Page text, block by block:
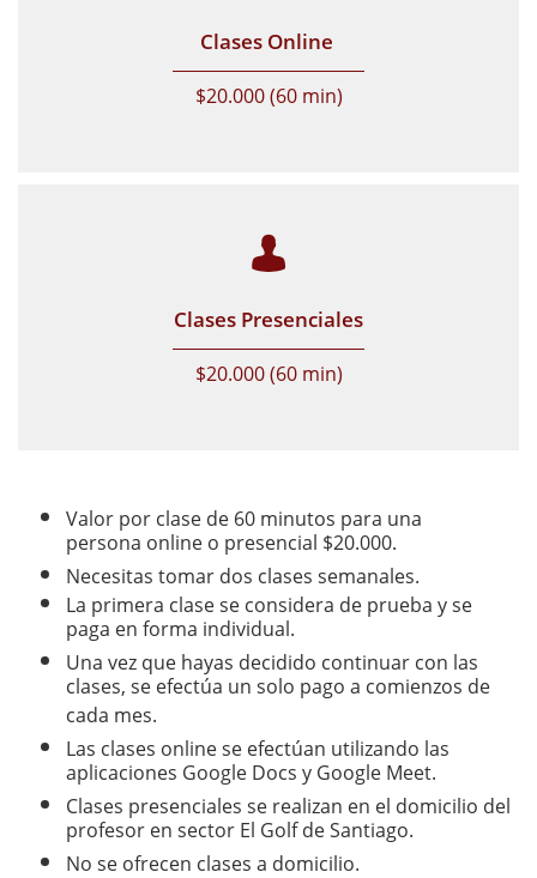
Clases Online
$20.000 (60 min)
Clases Presenciales
$20.000 (60 min)

Valor por clase de 60 minutos para una
persona online o presencial $20.000.
Necesitas tomar dos clases semanales.
La primera clase se considera de prueba y se
paga en forma individual.
Una vez que hayas decidido continuar con las
clases, se efectúa un solo pago a comienzos de
cada mes.
Las clases online se efectúan utilizando las
aplicaciones Google Docs y Google Meet.
Clases presenciales se realizan en el domicilio del
profesor en sector El Golf de Santiago.
No se ofrecen clases a domicilio.